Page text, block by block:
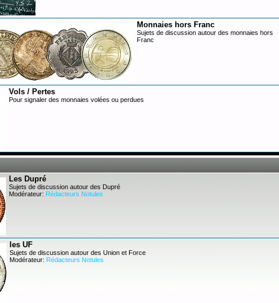
Monnaies hors Franc
Sujets de discussion autour des monnaies hors
Franc
Vols / Pertes
Pour signaler des monnaies volées ou perdues
Les Dupré
Sujets de discussion autour des Dupré
Modérateur: Rédacteurs Notules
les UF
Sujets de discussion autour des Union et Force
Modérateur: Rédacteurs Notules